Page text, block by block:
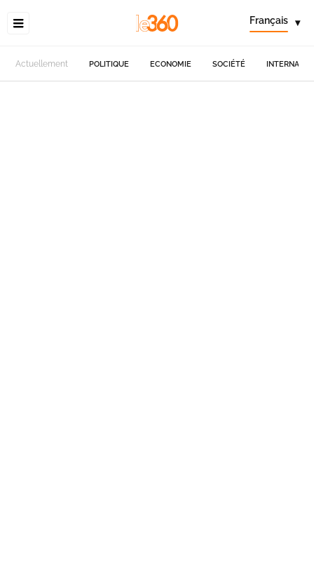
Français ▾
Actuellement POLITIQUE ECONOMIE SOCIÉTÉ